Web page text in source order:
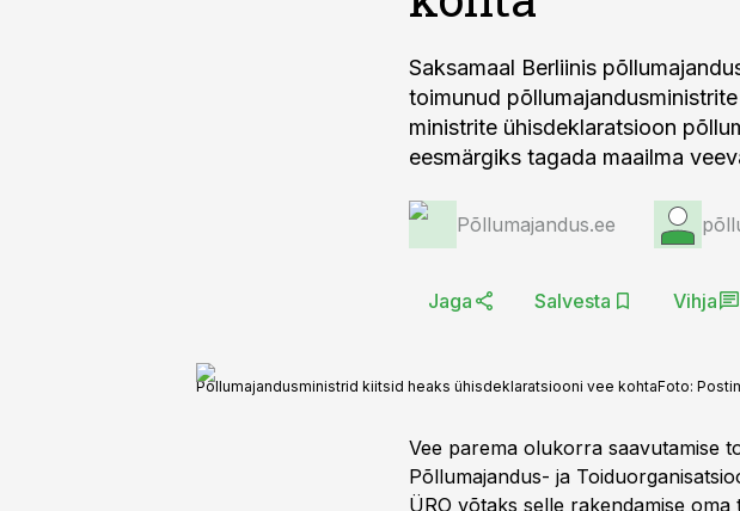
Saksamaal Berliinis
toimunud
ministrite ühisdeklaratsioon
eesmärgiks tagada maailma
Põllumajandus.ee
Jaga Salvesta Vihja
Põllumajandusministrid kiitsid heaks ühisdeklaratsiooni vee kohtaFoto:
Vee parema olukorra saavutamise
Põllumajandus- ja
ÜRO võtaks selle rakendamise